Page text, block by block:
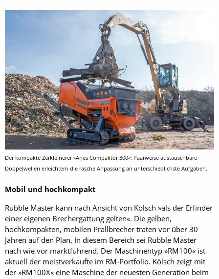
Der kompakte Zerkleinerer »Arjes Compaktor 300«: Paarweise austauschbare
Doppelwellen erleichtern die rasche Anpassung an unterschiedlichste Aufgaben.
Mobil und hochkompakt
Rubble Master kann nach Ansicht von Kölsch »als der Erfinder
einer eigenen Brechergattung gelten«. Die gelben,
hochkompakten, mobilen Prallbrecher traten vor über 30
Jahren auf den Plan. In diesem Bereich sei Rubble Master
nach wie vor marktführend. Der Maschinentyp »RM100« ist
aktuell der meistverkaufte im RM-Portfolio. Kölsch zeigt mit
der »RM100X« eine Maschine der neuesten Generation beim